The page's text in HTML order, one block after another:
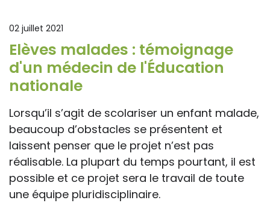
02 juillet 2021
Elèves malades : témoignage
d'un médecin de l'Éducation
nationale
Lorsqu’il s’agit de scolariser un enfant malade,
beaucoup d’obstacles se présentent et
laissent penser que le projet n’est pas
réalisable. La plupart du temps pourtant, il est
possible et ce projet sera le travail de toute
une équipe pluridisciplinaire.